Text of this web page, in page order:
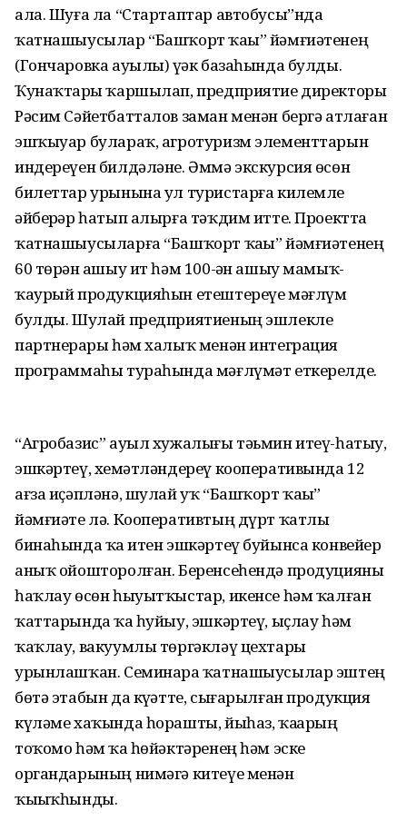
ала. Шуға ла “Стартаптар автобусы”нда
ҡатнашыусылар “Башҡорт ҡаҙы” йәмғиәтенең
(Гончаровка ауылы) үҙәк базаһында булды.
Ҡунаҡтарҙы ҡаршылап, предприятие директоры
Рәсим Сәйетбатталов заман менән бергә атлаған
эшҡыуар булараҡ, агротуризм элементтарын
индереүен билдәләне. Әммә экскурсия өсөн
билеттар урынына ул туристарға килемле
әйберҙәр һатып алырға тәҡдим итте. Проектта
ҡатнашыусыларға “Башҡорт ҡаҙы” йәмғиәтенең
60 төрҙән ашыу ит һәм 100-ҙән ашыу мамыҡ-
ҡаурый продукцияһын етештереүе мәғлүм
булды. Шулай предприятиеның эшлекле
партнерҙары һәм халыҡ менән интеграция
программаһы тураһында мәғлүмәт еткерелде.
“Агробазис” ауыл хужалығы тәьмин итеү-һатыу,
эшкәртеү, хеҙмәтләндереү кооперативында 12
ағза иҫәпләнә, шулай уҡ “Башҡорт ҡаҙы”
йәмғиәте лә. Кооперативтың дүрт ҡатлы
бинаһында ҡаҙ итен эшкәртеү буйынса конвейер
аныҡ ойошторолған. Беренсеһендә продуцияны
һаҡлау өсөн һыуытҡыстар, икенсе һәм ҡалған
ҡаттарында ҡаҙ һуйыу, эшкәртеү, ыҫлау һәм
ҡаҡлау, вакуумлы төргәкләү цехтары
урынлашҡан. Семинарҙа ҡатнашыусылар эштең
бөтә этабын да күҙәтте, сығарылған продукция
күләме хаҡында һорашты, йыһаз, ҡаҙҙарҙың
тоҡомо һәм ҡаҙ һөйәктәренең һәм эске
органдарының нимәгә китеүе менән
ҡыҙыҡһынды.